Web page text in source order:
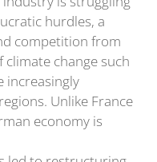
hurdles, a
competition from
climate change such
increasingly
Unlike France
economy is